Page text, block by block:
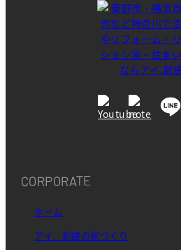
CORPORATE
ホーム
アイ．創建の家づくり